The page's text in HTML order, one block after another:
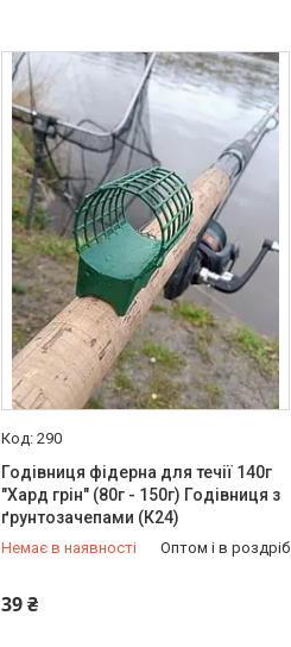
290
Годівниця фідерна для течії 140г
"Хард грін" (80г - 150г) Годівниця з
ґрунтозачепами (К24)
Немає в наявності Оптом і в роздріб
39 ₴
+380 (97) 949-97-05